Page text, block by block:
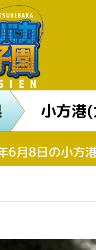
小方港
6月8日の小方